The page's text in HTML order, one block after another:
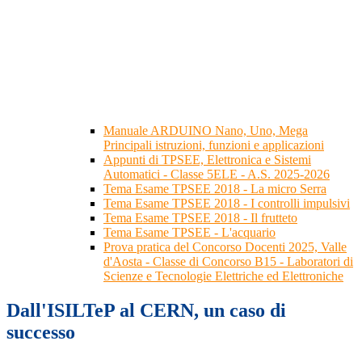
Manuale ARDUINO Nano, Uno, Mega
Principali istruzioni, funzioni e applicazioni
Appunti di TPSEE, Elettronica e Sistemi
Automatici - Classe 5ELE - A.S. 2025-2026
Tema Esame TPSEE 2018 - La micro Serra
Tema Esame TPSEE 2018 - I controlli impulsivi
Tema Esame TPSEE 2018 - Il frutteto
Tema Esame TPSEE - L'acquario
Prova pratica del Concorso Docenti 2025, Valle
d'Aosta - Classe di Concorso B15 - Laboratori di
Scienze e Tecnologie Elettriche ed Elettroniche
Dall'ISILTeP al CERN, un caso di
successo